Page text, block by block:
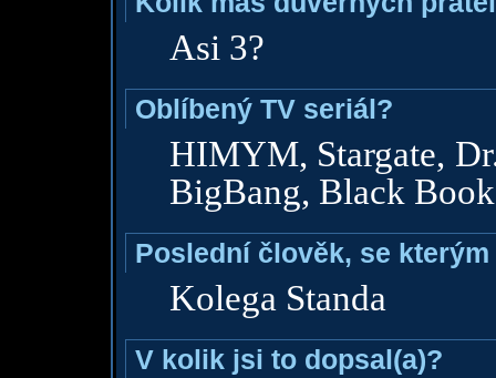
Asi 3?
Oblíbený TV seriál?
HIMYM, Stargate,
BigBang, Black
Poslední člověk, se
Kolega Standa
V kolik jsi to dopsal(a)?